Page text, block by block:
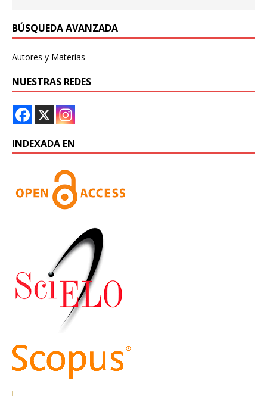
BÚSQUEDA AVANZADA
Autores y Materias
NUESTRAS REDES
INDEXADA EN